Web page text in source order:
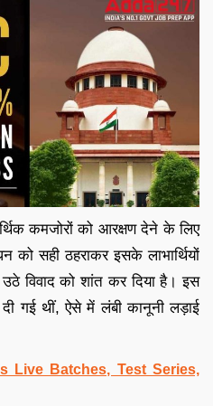
कमजोरों को आरक्षण देने के लिए
सही ठहराकर इसके लाभार्थियों
विवाद को शांत कर दिया है। इस
गई थीं, ऐसे में लंबी कानूनी लड़ाई
Live Batches, Test Series,